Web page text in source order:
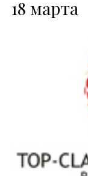
18 марта